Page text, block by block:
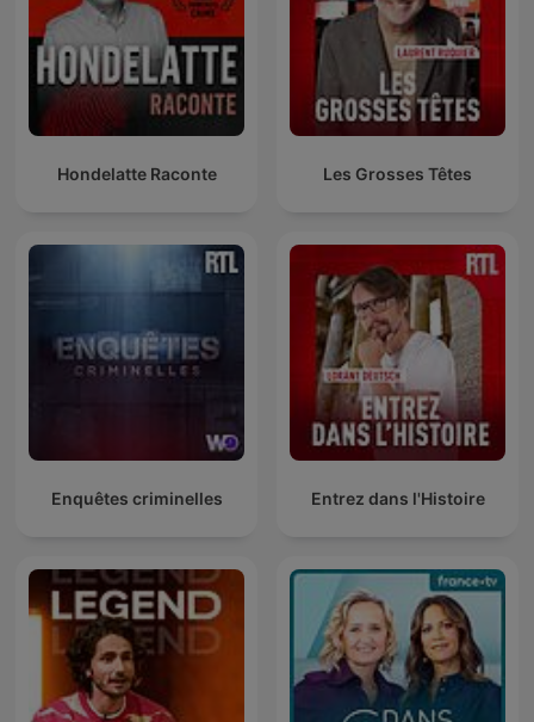
Les Grosses Têtes
Hondelatte Raconte
Entrez dans l'Histoire
Enquêtes criminelles